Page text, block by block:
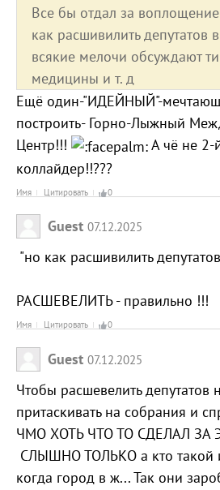
Все бы отдал за
как расшивилить депутатов
всякие мелочи обсуждают
медицины и т. д
Ещё один-"ИДЕЙНЫЙ"-
построить- Горно-Лыжный
Центр!!!
А чё не 2-
коллайдер!!???
Имя Цитировать 0
Guest 07.12.2025
"но как расшивилить
РАСШЕВЕЛИТЬ - правильно !!!
Имя Цитировать 0
Guest 07.12.2025
Чтобы расшевелить депутатов
притаскивать на собрания и
ЧМО ХОТЬ ЧТО ТО СДЕЛАЛ ЗА
СЛЫШНО ТОЛЬКО а кто такой
когда город в ж... Так они